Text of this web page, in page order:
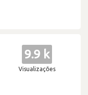
9.9 k
Visualizações